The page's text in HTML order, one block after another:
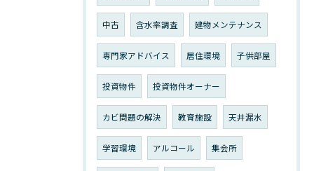
中古 含水率調査 建物メンテナンス
専門家アドバイス 居住環境 子供部屋
投資物件 投資物件オーナー
カビ問題の解決 教育施設 天井漏水
学習環境 アルコール 集会所